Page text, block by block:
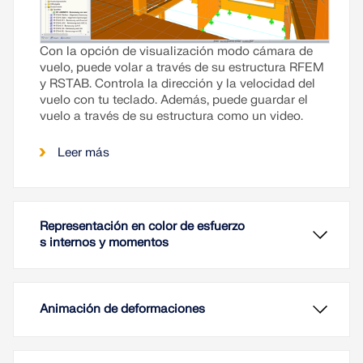
Con la opción de visualización modo cámara de
vuelo, puede volar a través de su estructura RFEM
y RSTAB. Controla la dirección y la velocidad del
vuelo con tu teclado. Además, puede guardar el
vuelo a través de su estructura como un video.
Leer más
Representación en color de esfuerzo
s internos y momentos
Animación de deformaciones